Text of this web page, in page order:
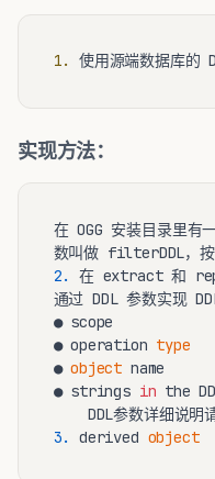
1.
实现方法：
在 OGG 安装目录里
2.
在 extract 和
通过 DDL 参数实现
● scope
● operation type
● object name
● strings in the
3.
derived object